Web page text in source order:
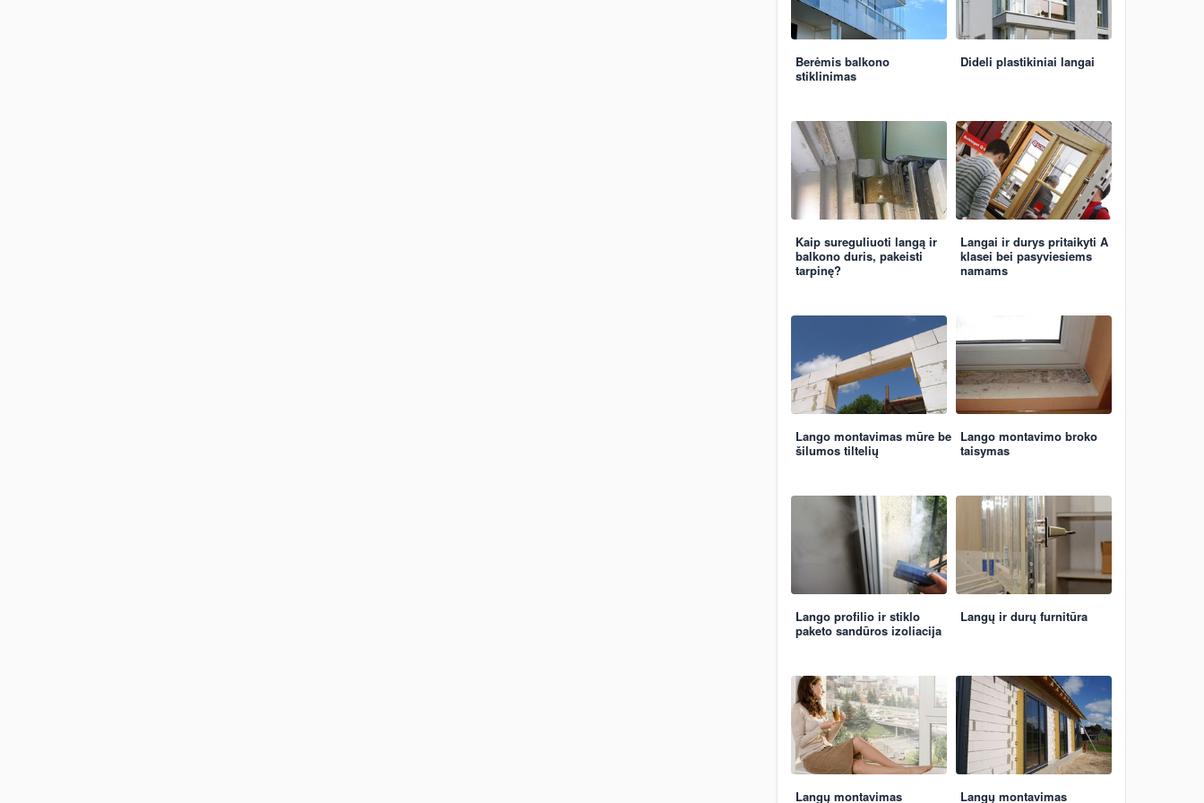
Berėmis balkono
stiklinimas
Dideli plastikiniai langai
Kaip sureguliuoti langą ir
balkono duris, pakeisti
tarpinę?
Langai ir durys pritaikyti A
klasei bei pasyviesiems
namams
Lango montavimas mūre be
šilumos tiltelių
Lango montavimo broko
taisymas
Lango profilio ir stiklo
paketo sandūros izoliacija
Langų ir durų furnitūra
Langų montavimas
Langų montavimas